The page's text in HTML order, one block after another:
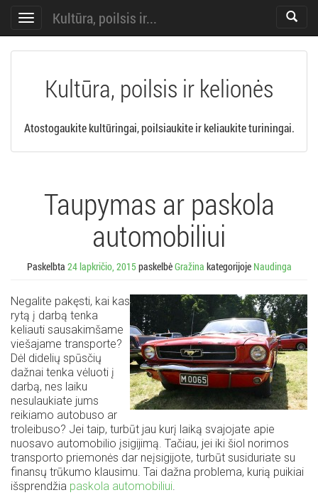
Toggle
navigation
Toggle
Kultūra, poilsis ir...
Kultūra, poilsis ir kelionės
Atostogaukite kultūringai, poilsiaukite ir keliaukite turiningai.
Taupymas ar paskola
automobiliui
Paskelbta 24 lapkričio, 2015paskelbėGražina kategorijoje Naudinga
Negalite pakęsti, kai kas
rytą į darbą tenka
keliauti sausakimšame
viešajame transporte?
Dėl didelių spūsčių
dažnai tenka vėluoti į
darbą, nes laiku
nesulaukiate jums
reikiamo autobuso ar
troleibuso? Jei taip, turbūt jau kurį laiką svajojate apie
nuosavo automobilio įsigijimą. Tačiau, jei iki šiol norimos
transporto priemonės dar neįsigijote, turbūt susiduriate su
finansų trūkumo klausimu. Tai dažna problema, kurią puikiai
išsprendžia paskola automobiliui.